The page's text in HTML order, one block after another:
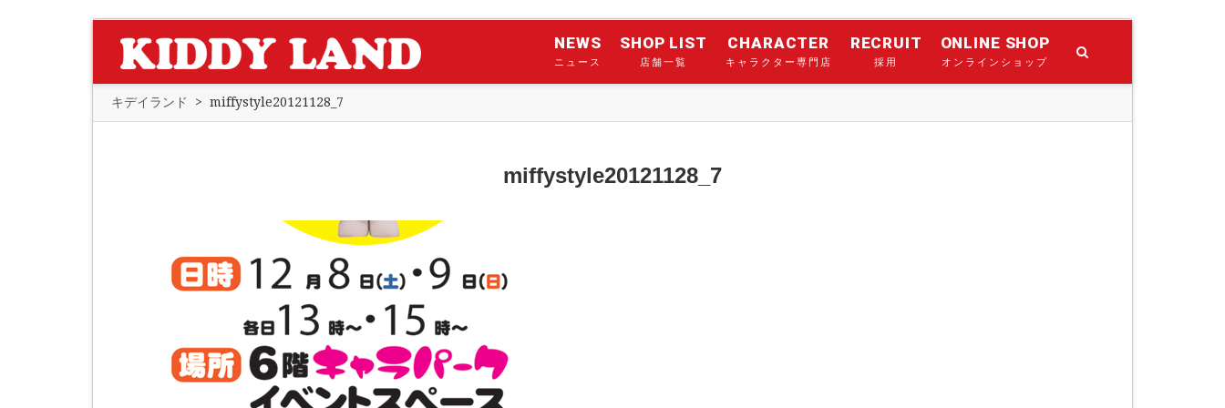
NEWS
ニュース
SHOP LIST
店舗一覧
CHARACTER
キャラクター専門店
RECRUIT
採用
ONLINE SHOP
オンラインショップ
キデイランド > miffystyle20121128_7
miffystyle20121128_7